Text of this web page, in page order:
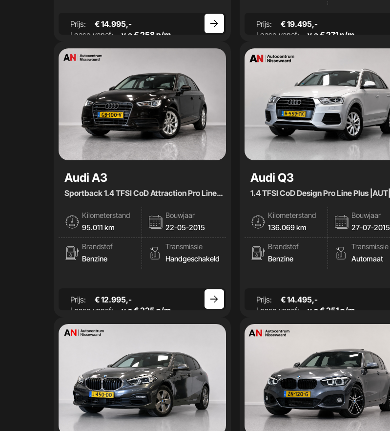
Prijs:
€ 14.995,-
Lease vanaf:
v.a € 258 p/m
Prijs:
€ 19.495,-
Lease vanaf:
v.a € 271 p/m
Audi A3
Sportback 1.4 TFSI CoD Attraction Pro Line
Kilometerstand
95.011 km
Bouwjaar
22-05-2015
Brandstof
Benzine
Transmissie
Handgeschakeld
Prijs:
€ 12.995,-
Lease vanaf:
v.a € 225 p/m
Audi Q3
1.4 TFSI CoD Design Pro Line Plus |AUT|
Kilometerstand
136.069 km
Bouwjaar
27-07-2015
Brandstof
Benzine
Transmissie
Automaat
Prijs:
€ 14.495,-
Lease vanaf:
v.a € 251 p/m